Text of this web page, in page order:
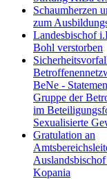
Schaumherzen
zum
Landesbischof
Bohl verstorben
BeNe -
Gruppe der
im
Sexualisierte
Gratulation an
Kopania